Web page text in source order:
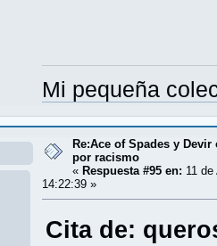
Mi pequeña
Re:Ace of Spades y Devir
por racismo
« Respuesta #95 en: 11
14:22:39 »
Cita de: